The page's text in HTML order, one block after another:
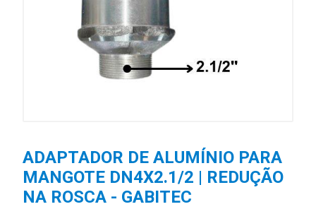
ADAPTADOR DE ALUMÍNIO PARA
MANGOTE DN4X2.1/2 | REDUÇÃO
NA ROSCA - GABITEC